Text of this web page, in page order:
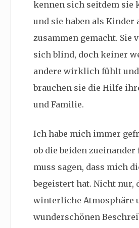
kennen sich seitdem sie
und sie haben als Kinder
zusammen gemacht. Sie
sich blind, doch keiner
andere wirklich fühlt
brauchen sie die Hilfe
und Familie.
Ich habe mich immer
ob die beiden
muss sagen, dass mich
begeistert hat. Nicht nur,
winterliche Atmosphäre
wunderschönen